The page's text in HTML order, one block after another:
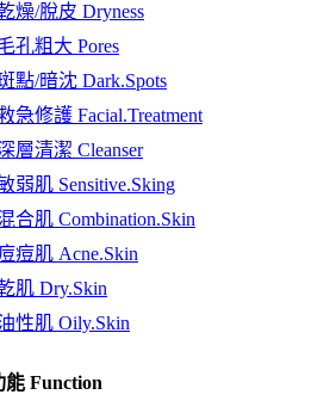
燥/脫皮 Dryness
孔粗大 Pores
點/暗沈 Dark.Spots
急修護 Facial.Treatment
層清潔 Cleanser
弱肌 Sensitive.Sking
合肌 Combination.Skin
痘肌 Acne.Skin
肌 Dry.Skin
性肌 Oily.Skin
能 Function